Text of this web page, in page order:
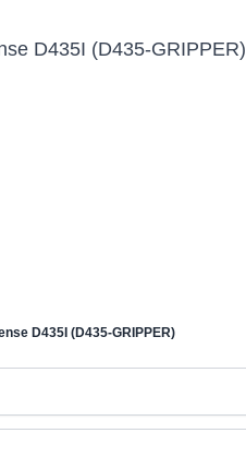
D435I (D435-GRIPPER)
D435I (D435-GRIPPER)